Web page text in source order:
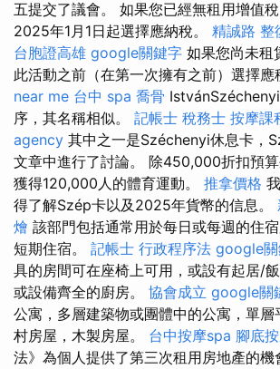
五提交了議會。 如果您已經無租用增值
2025年1月1日起選擇應納稅。 精誠路 整
台胞證高雄 google關鍵字 如果您尚未租
此活動之前（在第一次擁有之前）選擇應
near me 台中 spa 喬骨
序，其名稱相似。 記帳士 稅務士 按摩課
agency 其中之一是Széchenyi休息卡，
文章中進行了討論。 除450,000折扣預
獲得120,000人的體育運動。 推拿價格
得了解Szép卡以及2025年貨幣的信息。
燴 該部門包括通常用於每日或每週的住
短期住宿。 記帳士 行政程序法 google
具的房間可在座椅上可用，或設有起居/
或設備齊全的廚房。 協會成立 google關
公寓，多層建築物或團體中的公寓，單
村房屋，木製房屋。 台中按摩spa 腳底
法》為個人提供了第三次租用房地產的機